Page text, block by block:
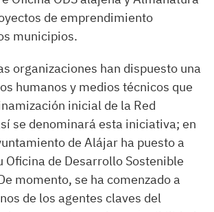
de emprendimiento
municipios.
organizaciones han dispuesto una
humanos y medios técnicos que
inicial de la Red
se denominará esta iniciativa; en
de Alájar ha puesto a
Oficina de Desarrollo Sostenible
momento, se ha comenzado a
de los agentes claves del